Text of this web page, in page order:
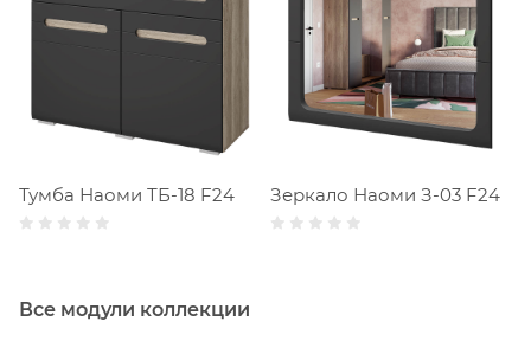
Тумба Наоми ТБ-18 F24 Зеркало Наоми З-03 F24
Все модули коллекции